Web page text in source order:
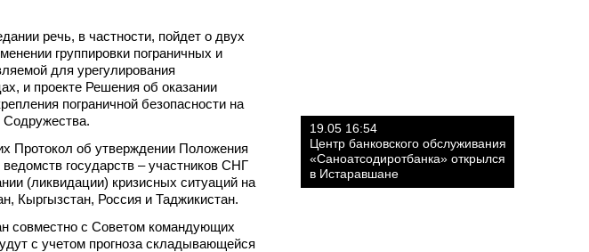
речь, в частности, пойдет о двух
группировки пограничных и
для урегулирования
и проекте Решения об оказании
пограничной безопасности на
Содружества.
Протокол об утверждении Положения
государств – участников СНГ
(ликвидации) кризисных ситуаций на
Кыргызстан, Россия и Таджикистан.
совместно с Советом командующих
с учетом прогноза складывающейся
19.05 16:54
Центр банковского обслуживания
«Саноатсодиротбанка» открылся
в Истаравшане